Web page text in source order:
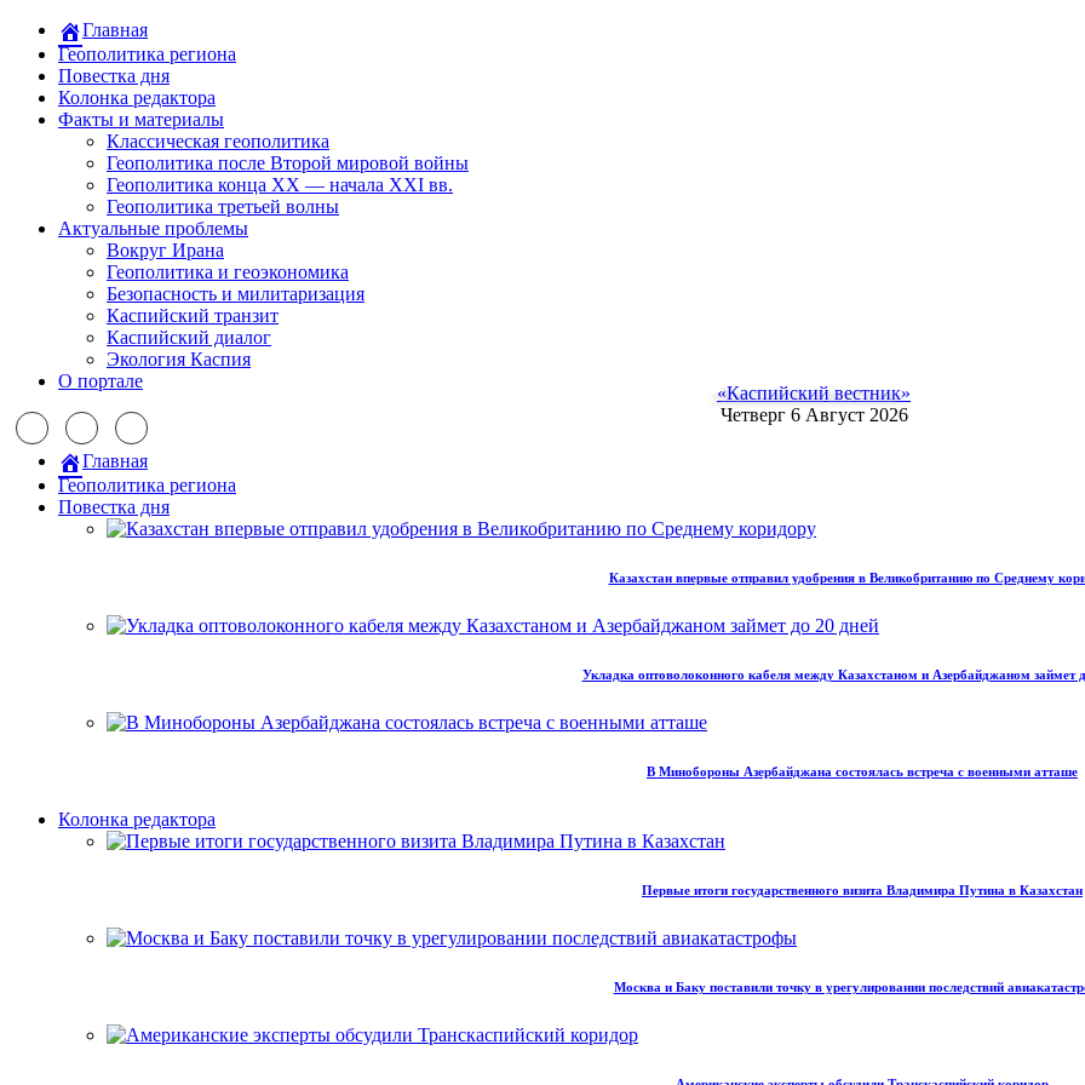
Главная
Геополитика региона
Повестка дня
Колонка редактора
Факты и материалы
Классическая геополитика
Геополитика после Второй мировой войны
Геополитика конца XX — начала XXI вв.
Геополитика третьей волны
Актуальные проблемы
Вокруг Ирана
Геополитика и геоэкономика
Безопасность и милитаризация
Каспийский транзит
Каспийский диалог
Экология Каспия
О портале
«Каспийский вестник»
Четверг 6 Август 2026
Главная
Геополитика региона
Повестка дня
Казахстан впервые отправил удобрения в Великобританию по Среднему
Укладка оптоволоконного кабеля между Казахстаном и Азербайджаном займет
В Минобороны Азербайджана состоялась встреча с военными атташе
Колонка редактора
Первые итоги государственного визита Владимира Путина в Казахстан
Москва и Баку поставили точку в урегулировании последствий